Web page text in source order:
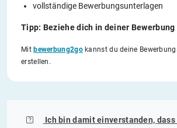
vollständige Bewerbungsunterlagen
Tipp: Beziehe dich in deiner Bewerbung
Mitbewerbung2gokannst du deine
erstellen.
Ich bin damit einverstanden,